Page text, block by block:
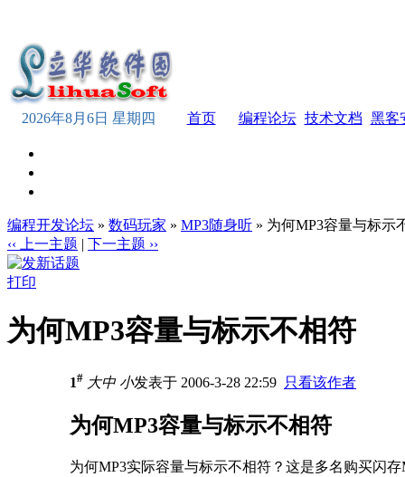
2026年8月6日 星期四 首页 编程论坛 技术文档 黑客
编程开发论坛 » 数码玩家 » MP3随身听 » 为何MP3容量与标示
‹‹ 上一主题 | 下一主题 ››
打印
为何MP3容量与标示不相符
1# 大中 小发表于 2006-3-28 22:59 只看该作者
为何MP3容量与标示不相符
为何MP3实际容量与标示不相符？这是多名购买闪